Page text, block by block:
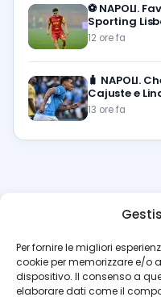
Per fornire le migliori
cookie per memorizzare e/o
dispositivo. Il consenso a
elaborare dati come il
⚽️ NAPOLI.
Sporting
12 ore fa
🧳 NAPOLI.
Cajuste e
13 ore fa
azzurrissimo.it
Il blog di riferimento per i tifosi
pagelle e calciomercato.